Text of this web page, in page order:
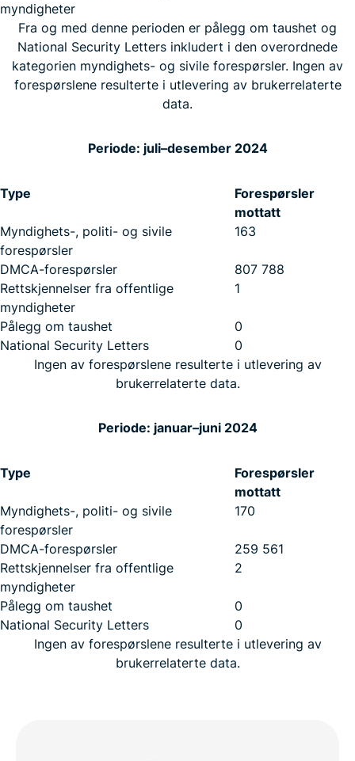
myndigheter
Fra og med denne perioden er pålegg om taushet og
National Security Letters inkludert i den overordnede
kategorien myndighets- og sivile forespørsler. Ingen av
forespørslene resulterte i utlevering av brukerrelaterte
data.
Periode: juli–desember 2024
Type
Forespørsler
mottatt
Myndighets-, politi- og sivile
forespørsler
163
DMCA-forespørsler
807 788
Rettskjennelser fra offentlige
myndigheter
1
Pålegg om taushet
0
National Security Letters
0
Ingen av forespørslene resulterte i utlevering av
brukerrelaterte data.
Periode: januar–juni 2024
Type
Forespørsler
mottatt
Myndighets-, politi- og sivile
forespørsler
170
DMCA-forespørsler
259 561
Rettskjennelser fra offentlige
myndigheter
2
Pålegg om taushet
0
National Security Letters
0
Ingen av forespørslene resulterte i utlevering av
brukerrelaterte data.